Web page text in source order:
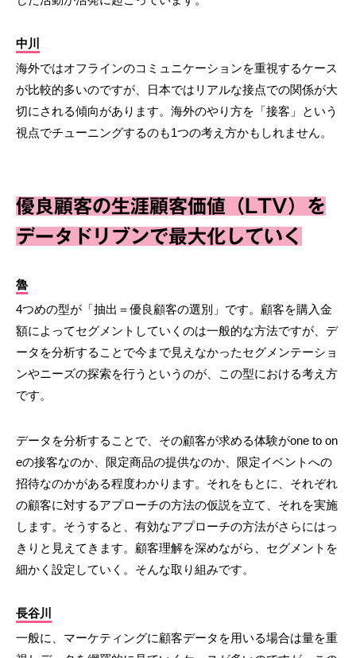
中川
海外ではオフラインのコミュニケーションを重視するケース
が比較的多いのですが、日本ではリアルな接点での関係が大
切にされる傾向があります。海外のやり方を「接客」という
視点でチューニングするのも1つの考え方かもしれません。
優良顧客の生涯顧客価値（LTV）を
データドリブンで最大化していく
魯
4つめの型が「抽出＝優良顧客の選別」です。顧客を購入金
額によってセグメントしていくのは一般的な方法ですが、デ
ータを分析することで今まで見えなかったセグメンテーショ
ンやニーズの探索を行うというのが、この型における考え方
です。
データを分析することで、その顧客が求める体験がone to on
eの接客なのか、限定商品の提供なのか、限定イベントへの
招待なのかがある程度わかります。それをもとに、それぞれ
の顧客に対するアプローチの方法の仮説を立て、それを実施
します。そうすると、有効なアプローチの方法がさらにはっ
きりと見えてきます。顧客理解を深めながら、セグメントを
細かく設定していく。そんな取り組みです。
長谷川
一般に、マーケティングに顧客データを用いる場合は量を重